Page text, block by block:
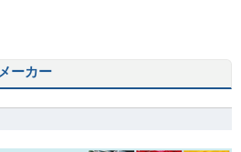
ーカー